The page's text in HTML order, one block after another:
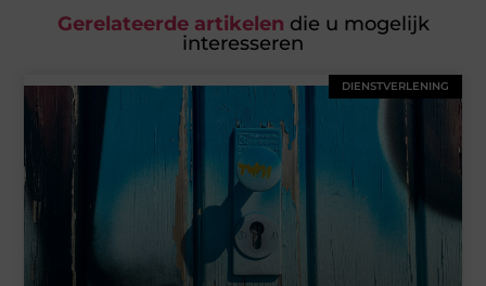
Gerelateerde artikelen die u mogelijk
interesseren
DIENSTVERLENING